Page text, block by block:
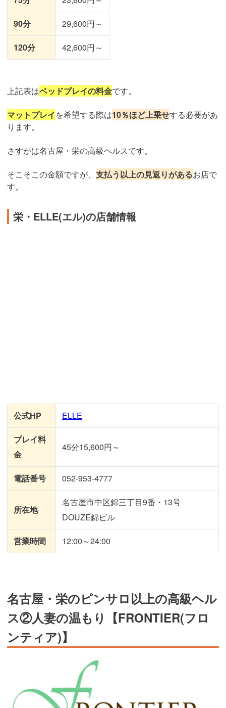
90分 29,600円～
120分 42,600円～
上記表はベッドプレイの料金です。
マットプレイを希望する際は10％ほど上乗せする必要があ
ります。
さすがは名古屋・栄の高級ヘルスです。
そこそこの金額ですが、 支払う以上の見返りがあるお店で
す。
栄・ELLE(エル)の店舗情報
公式HP ELLE
プレイ料
金
45分15,600円～
電話番号 052-953-4777
所在地
名古屋市中区錦三丁目9番・13号
DOUZE錦ビル
営業時間 12:00～24:00
名古屋・栄のピンサロ以上の高級ヘル
ス②人妻の温もり【FRONTIER(フロ
ンティア)】